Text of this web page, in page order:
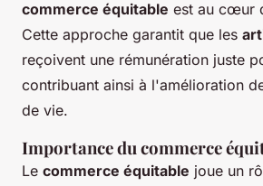
commerce équitable est au cœur
Cette approche garantit que les
reçoivent une rémunération juste
contribuant ainsi à l'amélioration
de vie.
Importance du commerce
Le commerce équitable joue un